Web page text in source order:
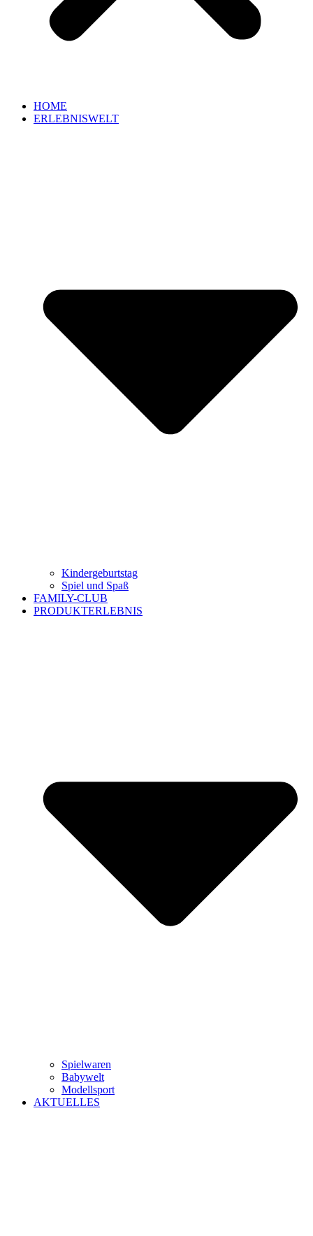
HOME
ERLEBNISWELT
Kindergeburtstag
Spiel und Spaß
FAMILY-CLUB
PRODUKTERLEBNIS
Spielwaren
Babywelt
Modellsport
AKTUELLES